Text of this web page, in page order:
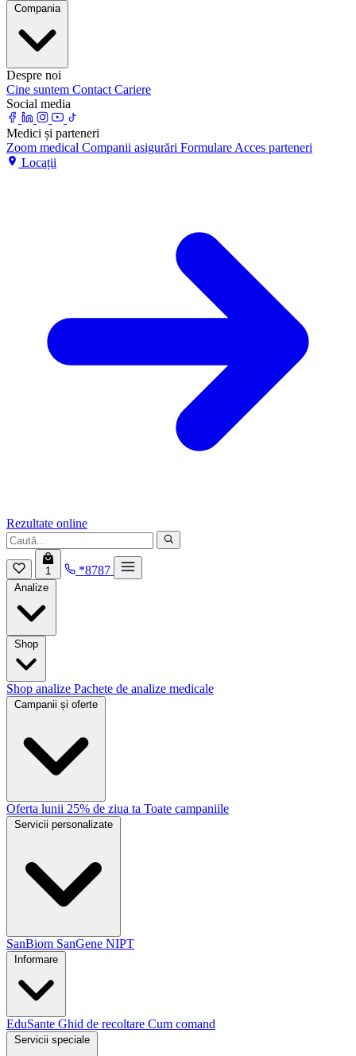
Compania
Despre noi
Cine suntem Contact Cariere
Social media
Medici și parteneri
Zoom medical Companii asigurări Formulare Acces parteneri
Locații
Rezultate online
1 *8787
Analize
Shop
Shop analize Pachete de analize medicale
Campanii și oferte
Oferta lunii 25% de ziua ta Toate campaniile
Servicii personalizate
SanBiom SanGene NIPT
Informare
EduSante Ghid de recoltare Cum comand
Servicii speciale